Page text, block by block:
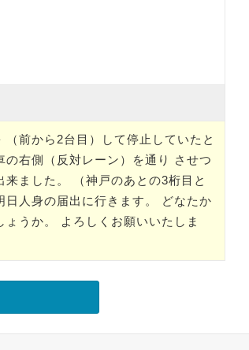
前から2台目）して停止していたと
右側（反対レーン）を通り させつ
ました。 （神戸のあとの3桁目と
人身の届出に行きます。 どなたか
うか。 よろしくお願いいたしま